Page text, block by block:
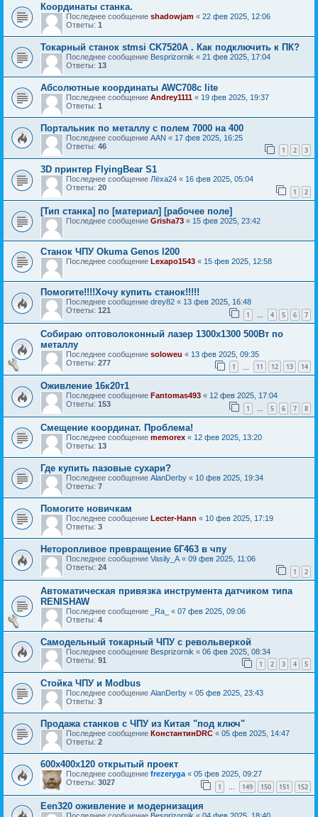
Координаты станка.
Последнее сообщение shadowjam « 22 фев 2025, 12:06
Ответы: 1
Токарный станок stmsi CK7520A . Как подключить к ПК?
Последнее сообщение Besprizornik « 21 фев 2025, 17:04
Ответы: 13
Абсолютные координаты AWC708c lite
Последнее сообщение Andrey1111 « 19 фев 2025, 19:37
Ответы: 1
Портальник по металлу с полем 7000 на 400
Последнее сообщение AAN « 17 фев 2025, 16:25
Ответы: 46 1 2 3
3D принтер FlyingBear S1
Последнее сообщение Лёха24 « 16 фев 2025, 05:04
Ответы: 20 1 2
[Тип станка] по [материал] [рабочее поле]
Последнее сообщение Grisha73 « 15 фев 2025, 23:42
Станок ЧПУ Okuma Genos l200
Последнее сообщение Lexapo1543 « 15 фев 2025, 12:58
Помогите!!!!Хочу купить станок!!!!!
Последнее сообщение drey82 « 13 фев 2025, 16:48
Ответы: 121 1 … 4 5 6 7
Собираю оптоволоконный лазер 1300х1300 500Вт по
металлу
Последнее сообщение soloweu « 13 фев 2025, 09:35
Ответы: 277 1 11 12 13 14
Оживление 16к20т1
Последнее сообщение Fantomas493 « 12 фев 2025, 17:04
Ответы: 153 1 … 5 6 7 8
Смещение координат. Проблема!
Последнее сообщение memorex « 12 фев 2025, 13:20
Ответы: 13
Где купить пазовые сухари?
Последнее сообщение AlanDerby « 10 фев 2025, 19:34
Ответы: 7
Помогите новичкам
Последнее сообщение Lecter-Hann « 10 фев 2025, 17:19
Ответы: 3
Неторопливое превращение 6Г463 в чпу
Последнее сообщение Vasily_A « 09 фев 2025, 11:06
Ответы: 24 1 2
Автоматическая привязка инструмента датчиком типа
RENISHAW
Последнее сообщение _Ra_ « 07 фев 2025, 09:06
Ответы: 4
Самодельный токарный ЧПУ с револьверкой
Последнее сообщение Besprizornik « 06 фев 2025, 08:34
Ответы: 91 1 2 3 4 5
Стойка ЧПУ и Modbus
Последнее сообщение AlanDerby « 05 фев 2025, 23:43
Ответы: 3
Продажа станков с ЧПУ из Китая "под ключ"
Последнее сообщение КонстантинDRC « 05 фев 2025, 14:47
Ответы: 2
600х400х120 открытый проект
Последнее сообщение frezeryga « 05 фев 2025, 09:27
Ответы: 3027 1 … 149 150 151 152
Een320 оживление и модернизация